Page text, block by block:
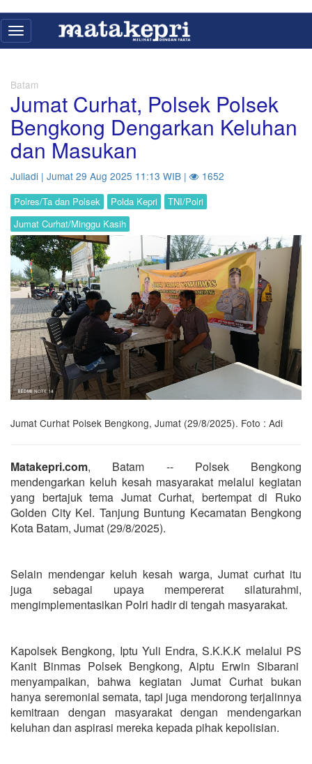
Toggle
navigation
Batam
Jumat Curhat, Polsek Polsek
Bengkong Dengarkan Keluhan
dan Masukan
Juliadi | Jumat 29 Aug 2025 11:13 WIB | 1652
Polres/Ta dan Polsek Polda Kepri
TNI/Polri
Jumat Curhat/Minggu Kasih
Jumat Curhat Polsek Bengkong, Jumat (29/8/2025). Foto : Adi
Matakepri.com, Batam -- Polsek Bengkong
mendengarkan keluh kesah masyarakat melalui kegiatan
yang bertajuk tema Jumat Curhat, bertempat di Ruko
Golden City Kel. Tanjung Buntung Kecamatan Bengkong
Kota Batam, Jumat (29/8/2025).
Selain mendengar keluh kesah warga, Jumat curhat itu
juga sebagai upaya mempererat silaturahmi,
mengimplementasikan Polri hadir di tengah masyarakat.
Kapolsek Bengkong, Iptu Yuli Endra, S.K.K.K melalui PS
Kanit Binmas Polsek Bengkong, Aiptu Erwin Sibarani
menyampaikan, bahwa kegiatan Jumat Curhat bukan
hanya seremonial semata, tapi juga mendorong terjalinnya
kemitraan dengan masyarakat dengan mendengarkan
keluhan dan aspirasi mereka kepada pihak kepolisian.